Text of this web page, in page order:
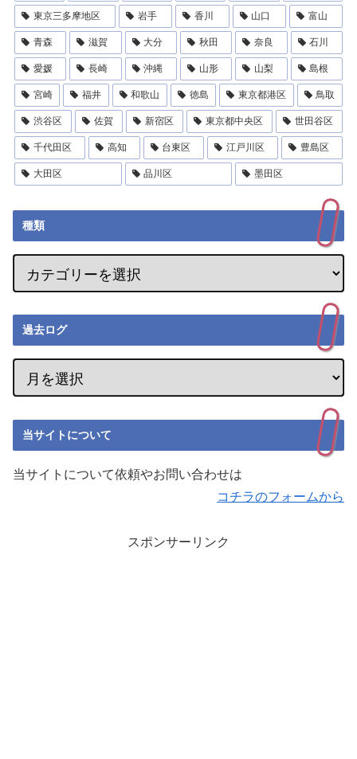
東京三多摩地区 岩手 香川 山口 富山
青森 滋賀 大分 秋田 奈良 石川
愛媛 長崎 沖縄 山形 山梨 島根
宮崎 福井 和歌山 徳島 東京都港区 鳥取
渋谷区 佐賀 新宿区 東京都中央区 世田谷区
千代田区 高知 台東区 江戸川区 豊島区
大田区 品川区 墨田区
種類
過去ログ
当サイトについて
当サイトについて依頼やお問い合わせは
コチラのフォームから
スポンサーリンク